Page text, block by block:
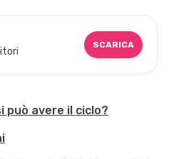
SCARICA
può avere il ciclo?